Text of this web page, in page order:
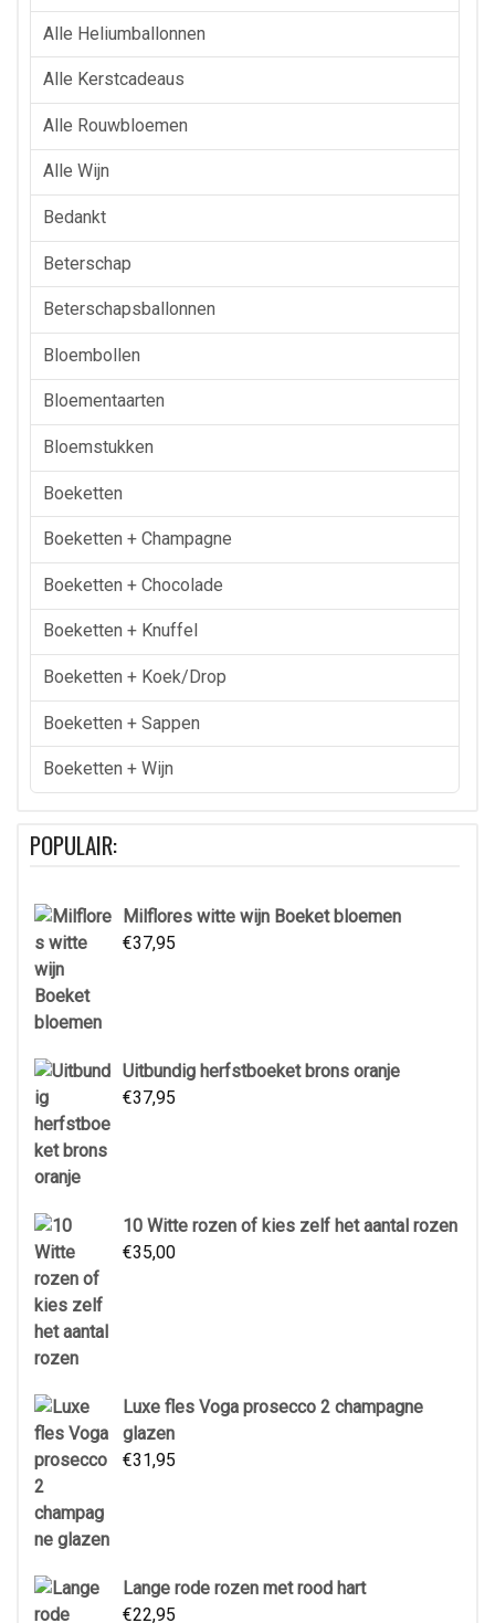
Alle Heliumballonnen
Alle Kerstcadeaus
Alle Rouwbloemen
Alle Wijn
Bedankt
Beterschap
Beterschapsballonnen
Bloembollen
Bloementaarten
Bloemstukken
Boeketten
Boeketten + Champagne
Boeketten + Chocolade
Boeketten + Knuffel
Boeketten + Koek/drop
Boeketten + Sappen
Boeketten + Wijn
POPULAIR:
Milflores witte wijn Boeket bloemen
€37,95
Uitbundig herfstboeket brons oranje
€37,95
10 Witte rozen of kies zelf het aantal rozen
€35,00
Luxe fles Voga prosecco 2 champagne
glazen
€31,95
Lange rode rozen met rood hart
€22,95